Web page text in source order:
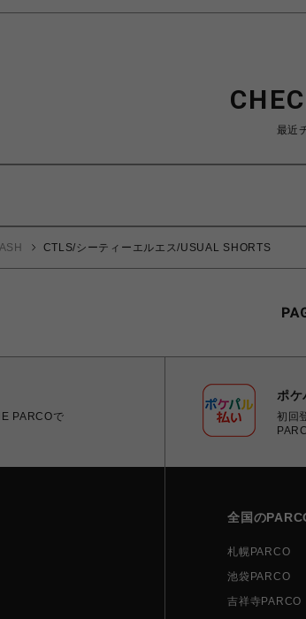
最近
CTLS/シーティーエルエス/USUAL SHORTS
PARCOで
ポケ
初回
全国の
札幌PARCO
池袋PARCO
吉祥寺PARCO